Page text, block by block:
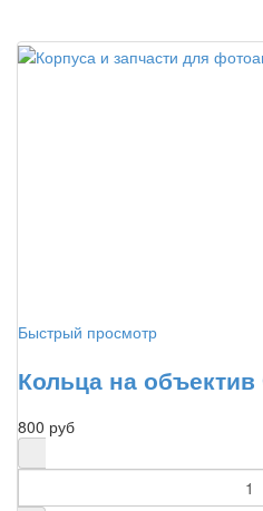
Быстрый просмотр
Кольца на
800 руб